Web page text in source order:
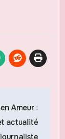
Ameur :
actualité